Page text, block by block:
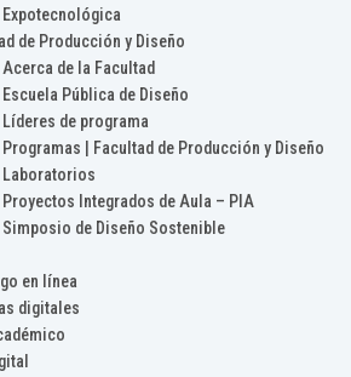
Expotecnológica
de Producción y Diseño
Acerca de la Facultad
Escuela Pública de Diseño
Líderes de programa
Programas | Facultad de Producción y Diseño
Laboratorios
Proyectos Integrados de Aula – PIA
Simposio de Diseño Sostenible
en línea
digitales